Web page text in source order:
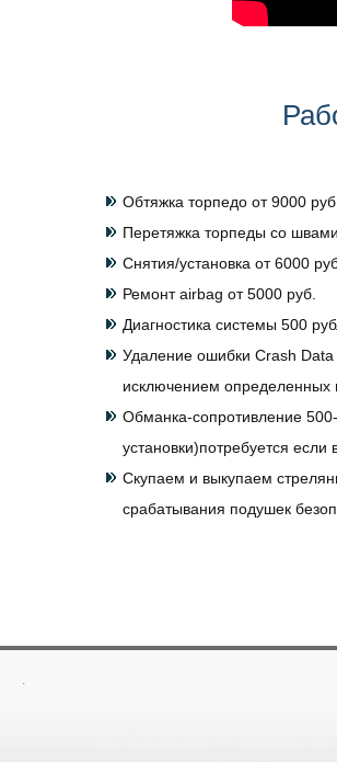
Обтяжка торпедо от 9000 руб.
Перетяжка торпеды со
Снятия/установка от 6000
Ремонт airbag от 5000 руб.
Диагностика системы 500
Удаление ошибки Crash Data
исключением определенных
Обманка-сопротивление
установки)потребуется
Скупаем и выкупаем
срабатывания подушек
.